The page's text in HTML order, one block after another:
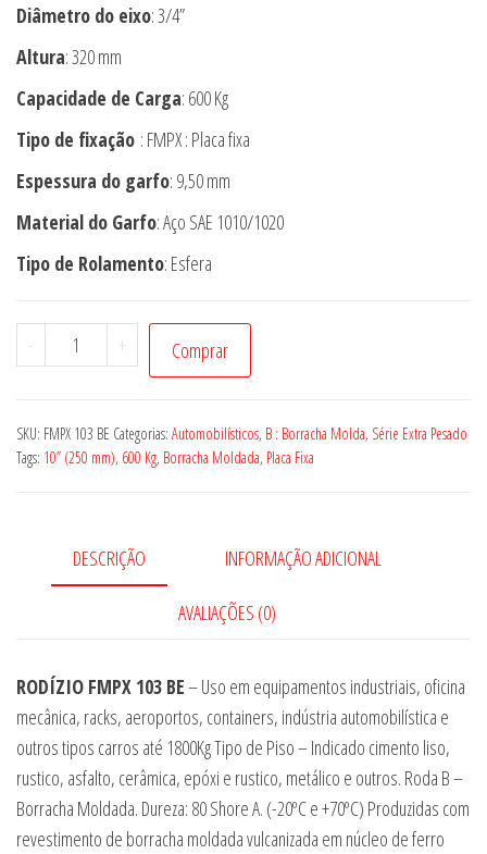
Diâmetro do eixo: 3/4”
Altura: 320 mm
Capacidade de Carga: 600 Kg
Tipo de fixação : FMPX : Placa fixa
Espessura do garfo: 9,50 mm
Material do Garfo: Aço SAE 1010/1020
Tipo de Rolamento: Esfera
-
RODÍZIO
FMPX
BE
quantidade
+ Comprar
SKU: FMPX 103 BE Categorias: Automobilísticos, B : Borracha Molda, Série Extra Pesado
Tags: 10” (250 mm), 600 Kg, Borracha Moldada, Placa Fixa
DESCRIÇÃO INFORMAÇÃO ADICIONAL
AVALIAÇÕES (0)
RODÍZIO FMPX 103 BE– Uso em equipamentos industriais, oficina
mecânica, racks, aeroportos, containers, indústria automobilística e
outros tipos carros até 1800Kg Tipo de Piso – Indicado cimento liso,
rustico, asfalto, cerâmica, epóxi e rustico, metálico e outros. Roda B –
Borracha Moldada. Dureza: 80 Shore A. (-20ºC e +70ºC) Produzidas com
revestimento de borracha moldada vulcanizada em núcleo de ferro